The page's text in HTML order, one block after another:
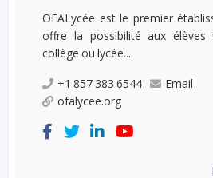
OFALycée est le premier
offre la possibilité aux élèves
collège ou lycée...
+1 857 383 6544
Email
ofalycee.org